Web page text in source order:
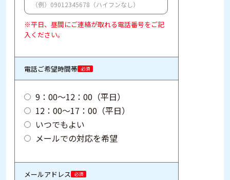
※平日、昼間にご連絡が取れる電話番号をご記
入ください。
電話ご希望時間帯 必須
9：00～12：00（平日）
12：00～17：00（平日）
いつでもよい
メールでの対応を希望
メールアドレス 必須